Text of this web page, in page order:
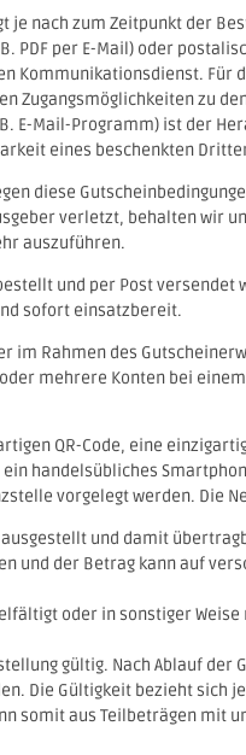
je nach zum Zeitpunkt der
per E-Mail) oder
Kommunikationsdienst. Für
Zugangsmöglichkeiten zu
E-Mail-Programm) ist der
eines beschenkten
diese
verletzt, behalten wir
auszuführen.
und per Post versendet
sofort einsatzbereit.
im Rahmen des
mehrere Konten bei
QR-Code, eine
ein handelsübliches
vorgelegt werden. Die
und damit
und der Betrag kann auf
oder in sonstiger
gültig. Nach Ablauf der
Die Gültigkeit bezieht sich
somit aus Teilbeträgen mit